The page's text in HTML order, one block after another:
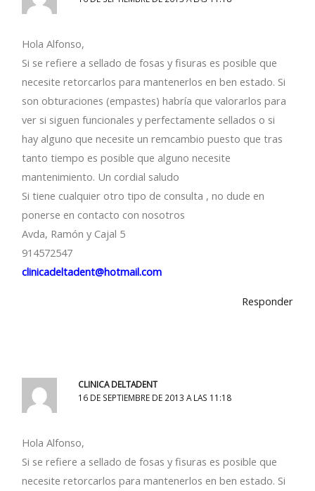
Hola Alfonso,
Si se refiere a sellado de fosas y fisuras es posible que
necesite retorcarlos para mantenerlos en ben estado. Si
son obturaciones (empastes) habría que valorarlos para
ver si siguen funcionales y perfectamente sellados o si
hay alguno que necesite un remcambio puesto que tras
tanto tiempo es posible que alguno necesite
mantenimiento. Un cordial saludo
Si tiene cualquier otro tipo de consulta , no dude en
ponerse en contacto con nosotros
Avda, Ramón y Cajal 5
914572547
clinicadeltadent@hotmail.com
Responder
CLINICA DELTADENT
16 DE SEPTIEMBRE DE 2013 A LAS 11:18
Hola Alfonso,
Si se refiere a sellado de fosas y fisuras es posible que
necesite retorcarlos para mantenerlos en ben estado. Si